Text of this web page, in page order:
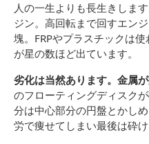
人の一生よりも長生きしま
ジン。高回転まで回すエン
塊。FRPやプラスチックは
が星の数ほど出ています。
劣化は当然あります。金属が
のフローティングディスク
分は中心部分の円盤とかし
労で痩せてしまい最後は砕け